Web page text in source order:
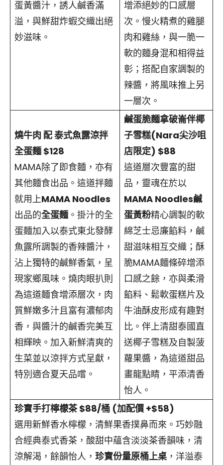
蛋黃醬汁，誘人鹹香滿
溢，與鮮甜炸蝦交織出絕
妙滋味。
增添絕妙的口感層
次。慢火精煮的雞腿
肉和雞絲，與一脆一
軟的麵身混和相得益
彰；搭配自家調製的
辣醬，將風味推上另
一層次。
燒牛肉 配 泰式魚露涼拌
全蛋麵 $128
MAMA除了即食麵，亦有
其他麵食出品。這道拌麵
就用上MAMA Noodles
出品的全蛋麵。掛汁的全
蛋麵加入以泰式東北發酵
魚露所調製的香辣醬汁，
沾上獨特的鹹鮮香氣，呈
現家鄉風味。燒肉眼扒則
為這道麵食增添層次，肉
質鮮嫩多汁且富有濃郁肉
香，與醬汁的鹹香完美互
相輝映。加入新鮮清爽的
生菜並以涼拌方式呈獻，
特別適合夏天品嚐。
鹹蛋脆麵拿破崙伴椰
子雪糕(Nara尖沙咀
店限定) $88
這道層次豐富的甜
品，靈魂在於以
MAMA Noodles鹹
蛋黃粉精心調製的軟
綿芝士忌廉餡料，鹹
甜滋味相互交織；酥
脆MAMA麵條碎增添
口感之餘，亦與柔滑
餡料、鬆軟蛋糕片及
牛油酥皮形成有趣對
比。伴上清甜泰國直
送椰子雪糕及自製菠
蘿果醬，為這道甜品
畫龍點睛，平添清香
怡人。
珍寶手打檸檬茶 $88/桶 (加配價 +$58)
選用新鮮香水檸檬，清鮮果香撲鼻而來。巧妙融
合經典泰式香茶，酸甜中蘊含淡淡茶香韻味，清
涼解渴，餘韻怡人， 珍寶份量原桶上桌，洋溢泰